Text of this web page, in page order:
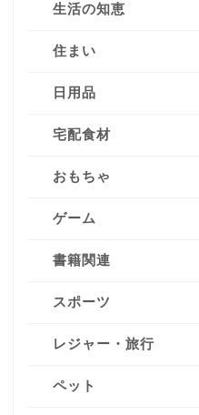
生活の知恵
住まい
日用品
宅配食材
おもちゃ
ゲーム
書籍関連
スポーツ
レジャー・旅行
ペット